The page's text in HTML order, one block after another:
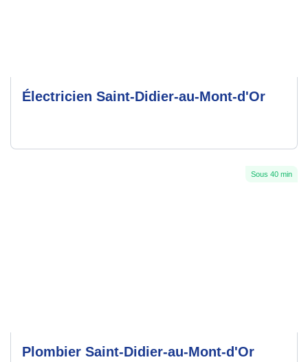
Électricien Saint-Didier-au-Mont-d'Or
Sous 40 min
Plombier Saint-Didier-au-Mont-d'Or